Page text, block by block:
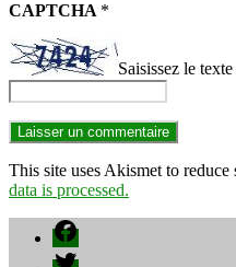
CAPTCHA *
Saisissez le
This site uses Akismet to reduce
data is processed.
Facebook
Twitter